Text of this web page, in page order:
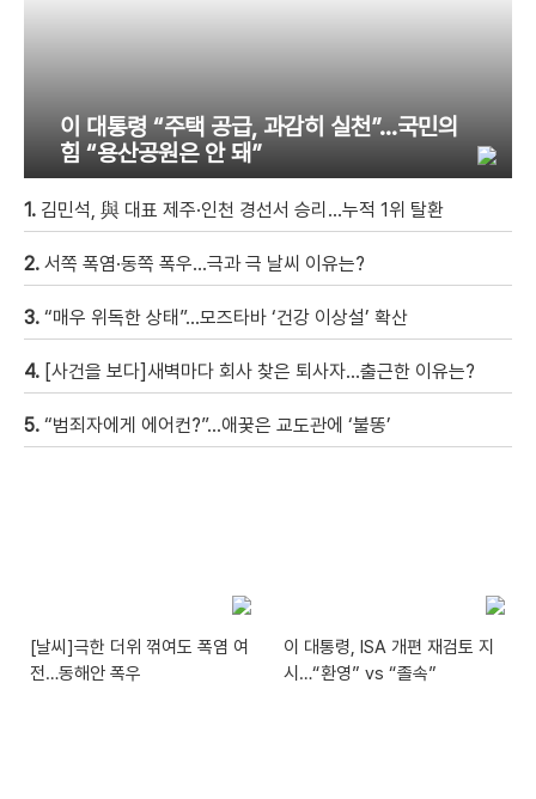
이 대통령 “주택 공급, 과감히 실천”…국민의
힘 “용산공원은 안 돼”
1. 김민석, 與 대표 제주·인천 경선서 승리…누적 1위 탈환
2. 서쪽 폭염·동쪽 폭우…극과 극 날씨 이유는?
3. “매우 위독한 상태”…모즈타바 ‘건강 이상설’ 확산
4. [사건을 보다]새벽마다 회사 찾은 퇴사자…출근한 이유는?
5. “범죄자에게 에어컨?”…애꿎은 교도관에 ‘불똥’
[날씨]극한 더위 꺾여도 폭염 여
전…동해안 폭우
이 대통령, ISA 개편 재검토 지
시…“환영” vs “졸속”